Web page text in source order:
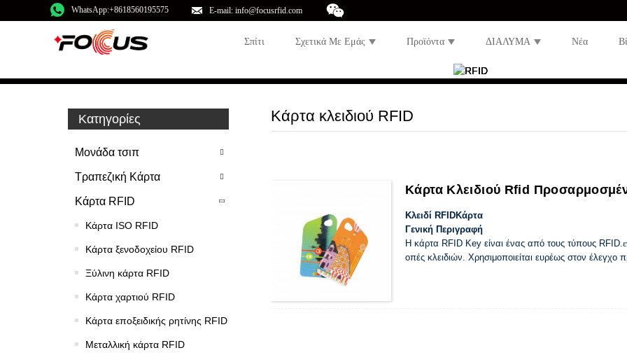
WhatsApp:+8618560195575 E-mail: info@focusrfid.com
Σπίτι Σχετικά Με Εμάς Προϊόντα ΔΙΑΛΥΜΑ Νέα
Κατηγορίες
Μονάδα τσιπ
Τραπεζική Κάρτα
Κάρτα RFID
Κάρτα ISO RFID
Κάρτα ξενοδοχείου RFID
Ξύλινη κάρτα RFID
Κάρτα χαρτιού RFID
Κάρτα εποξειδικής ρητίνης RFID
Μεταλλική κάρτα RFID
Κάρτα κλειδιού RFID
Κάρτα Κλειδιού Rfid
Κλειδί RFIDΚάρτα
Γενική Περιγραφή
Η κάρτα RFID Key είναι ένας από τους τύπους RFID.
οπές κλειδιών. Χρησιμοποιείται ευρέως στον